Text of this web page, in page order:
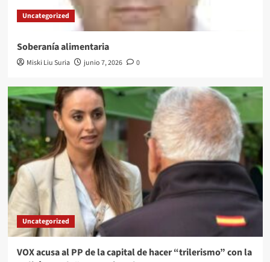
Uncategorized
Soberanía alimentaria
Miski Liu Suria junio 7, 2026 0
Uncategorized
VOX acusa al PP de la capital de hacer “trilerismo” con la